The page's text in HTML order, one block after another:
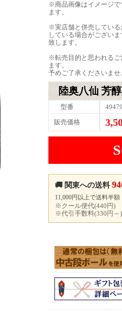
※商品画像はイメージで
ます。
※実店舗と併売している
している場合がござい
致します。
※転売目的と思われるご
ます。
予めご了承くださいませ
陸奥八仙 芳
型番
販売価格
🚚 関東への送料
11,000円以上で送料半
※クール便代(440円)
※代引手数料(330円～)